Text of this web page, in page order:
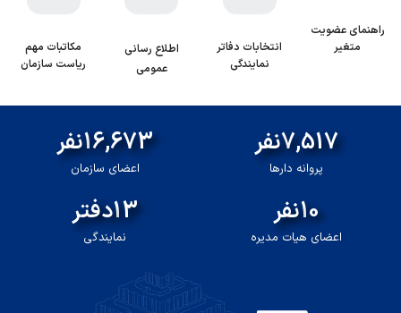
راهنمای عضویت
متغیر
انتخابات دفاتر
نمایندگی
اطلاع رسانی
عمومی
مکاتبات مهم
ریاست سازمان
پروانه دارها
8,846نفر
اعضای سازمان
19,452نفر
اعضای هیات مدیره
12نفر
نمایندگی
15دفتر
سایت ها مرتبط